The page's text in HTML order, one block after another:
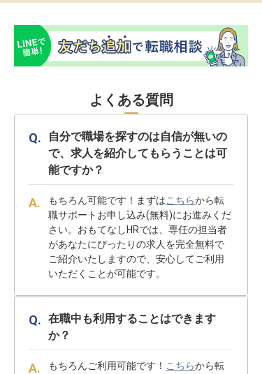
よくある質問
自分で職場を探すのは自信が無いの
で、求人を紹介してもらうことは可
能ですか？
もちろん可能です！まずはこちらから転
職サポートお申し込み(無料)にお進みくだ
さい。おもてなしHRでは、専任の担当者
があなたにぴったりの求人を完全無料で
ご紹介いたしますので、安心してご利用
いただくことが可能です。
在職中も利用することはできます
か？
もちろんご利用可能です！ こちらから転